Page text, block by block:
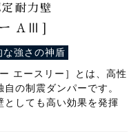
耐力壁
AⅢ]
強さの神盾
エースリー］とは、高性
の制震ダンパーです。
としても高い効果を発揮